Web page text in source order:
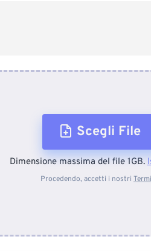
Scegli File
Dal
Dimensione massima del file 1GB.
Procedendo, accetti i nostri